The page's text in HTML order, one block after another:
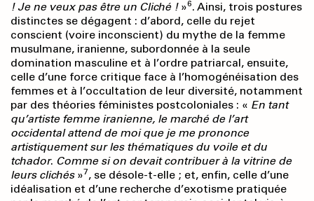
! Je ne veux pas être un Cliché !»6. Ainsi, trois postures
distinctes se dégagent : d’abord, celle du rejet
conscient (voire inconscient) du mythe de la femme
musulmane, iranienne, subordonnée à la seule
domination masculine et à l’ordre patriarcal, ensuite,
celle d’une force critique face à l’homogénéisation des
femmes et à l’occultation de leur diversité, notamment
par des théories féministes postcoloniales : « En tant
qu’artiste femme iranienne, le marché de l’art
occidental attend de moi que je me prononce
artistiquement sur les thématiques du voile et du
tchador. Comme si on devait contribuer à la vitrine de
leurs clichés »7, se désole-t-elle ; et, enfin, celle d’une
idéalisation et d’une recherche d’exotisme pratiquée